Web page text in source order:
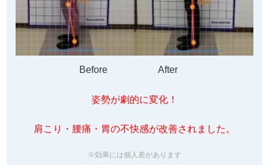
Before After
姿勢が劇的に変化！
肩こり・腰痛・胃の不快感が改善されました。
※効果には個人差があります